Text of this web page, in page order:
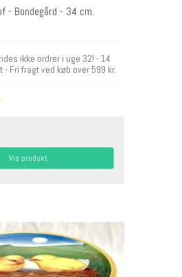
- Bondegård - 34 cm.
ikke ordrer i uge 32! - 14
Fri fragt ved køb over 599 kr.
Vis produkt